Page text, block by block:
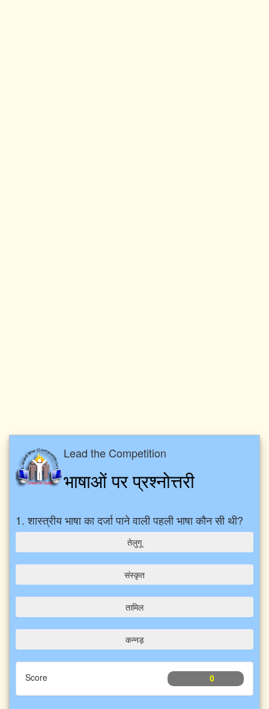
Lead the Competition
भाषाओं पर प्रश्नोत्तरी
1. शास्त्रीय भाषा का दर्जा पाने वाली पहली भाषा कौन सी थी?
तेलुगू
संस्कृत
तामिल
कन्नड़
Score 0